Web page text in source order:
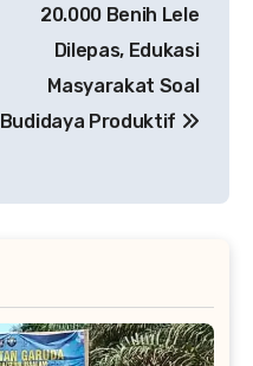
20.000 Benih Lele
Dilepas, Edukasi
Masyarakat Soal
Budidaya Produktif